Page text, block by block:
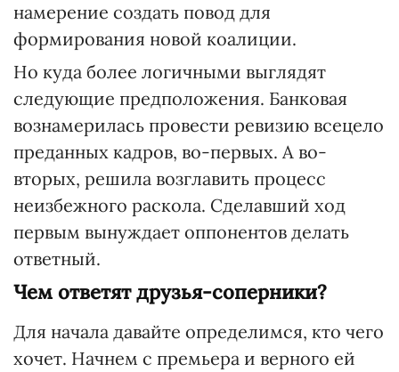
намерение создать повод для
формирования новой коалиции.
Но куда более логичными выглядят
следующие предположения. Банковая
вознамерилась провести ревизию всецело
преданных кадров, во-первых. А во-
вторых, решила возглавить процесс
неизбежного раскола. Сделавший ход
первым вынуждает оппонентов делать
ответный.
Чем ответят друзья-соперники?
Для начала давайте определимся, кто чего
хочет. Начнем с премьера и верного ей